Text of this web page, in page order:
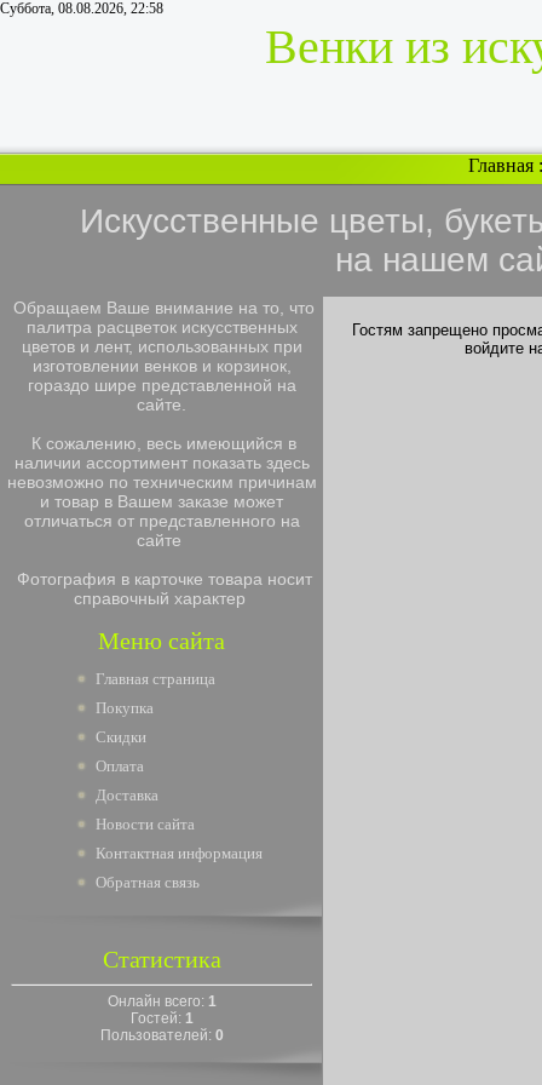
Суббота, 08.08.2026, 22:58
Венки из
Главная
Искусственные цветы,
на нашем
Обращаем Ваше внимание на то, что
палитра расцветок искусственных
цветов и лент, использованных при
изготовлении венков и корзинок,
гораздо шире представленной на
сайте.
К сожалению, весь имеющийся в
наличии ассортимент показать здесь
невозможно по техническим причинам
и товар в Вашем заказе может
отличаться от представленного на
сайте
Фотография в карточке товара носит
справочный характер
Меню сайта
Главная страница
Покупка
Скидки
Оплата
Доставка
Новости сайта
Контактная информация
Обратная связь
Статистика
Онлайн всего: 1
Гостей: 1
Пользователей: 0
Гостям запрещено
войдите